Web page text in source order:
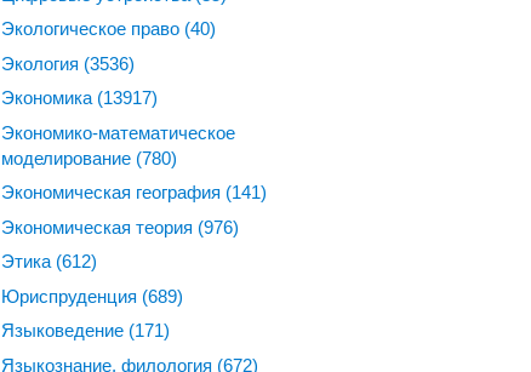
Экологическое право (40)
Экология (3536)
Экономика (13917)
Экономико-математическое
моделирование (780)
Экономическая география (141)
Экономическая теория (976)
Этика (612)
Юриспруденция (689)
Языковедение (171)
Языкознание, филология (672)